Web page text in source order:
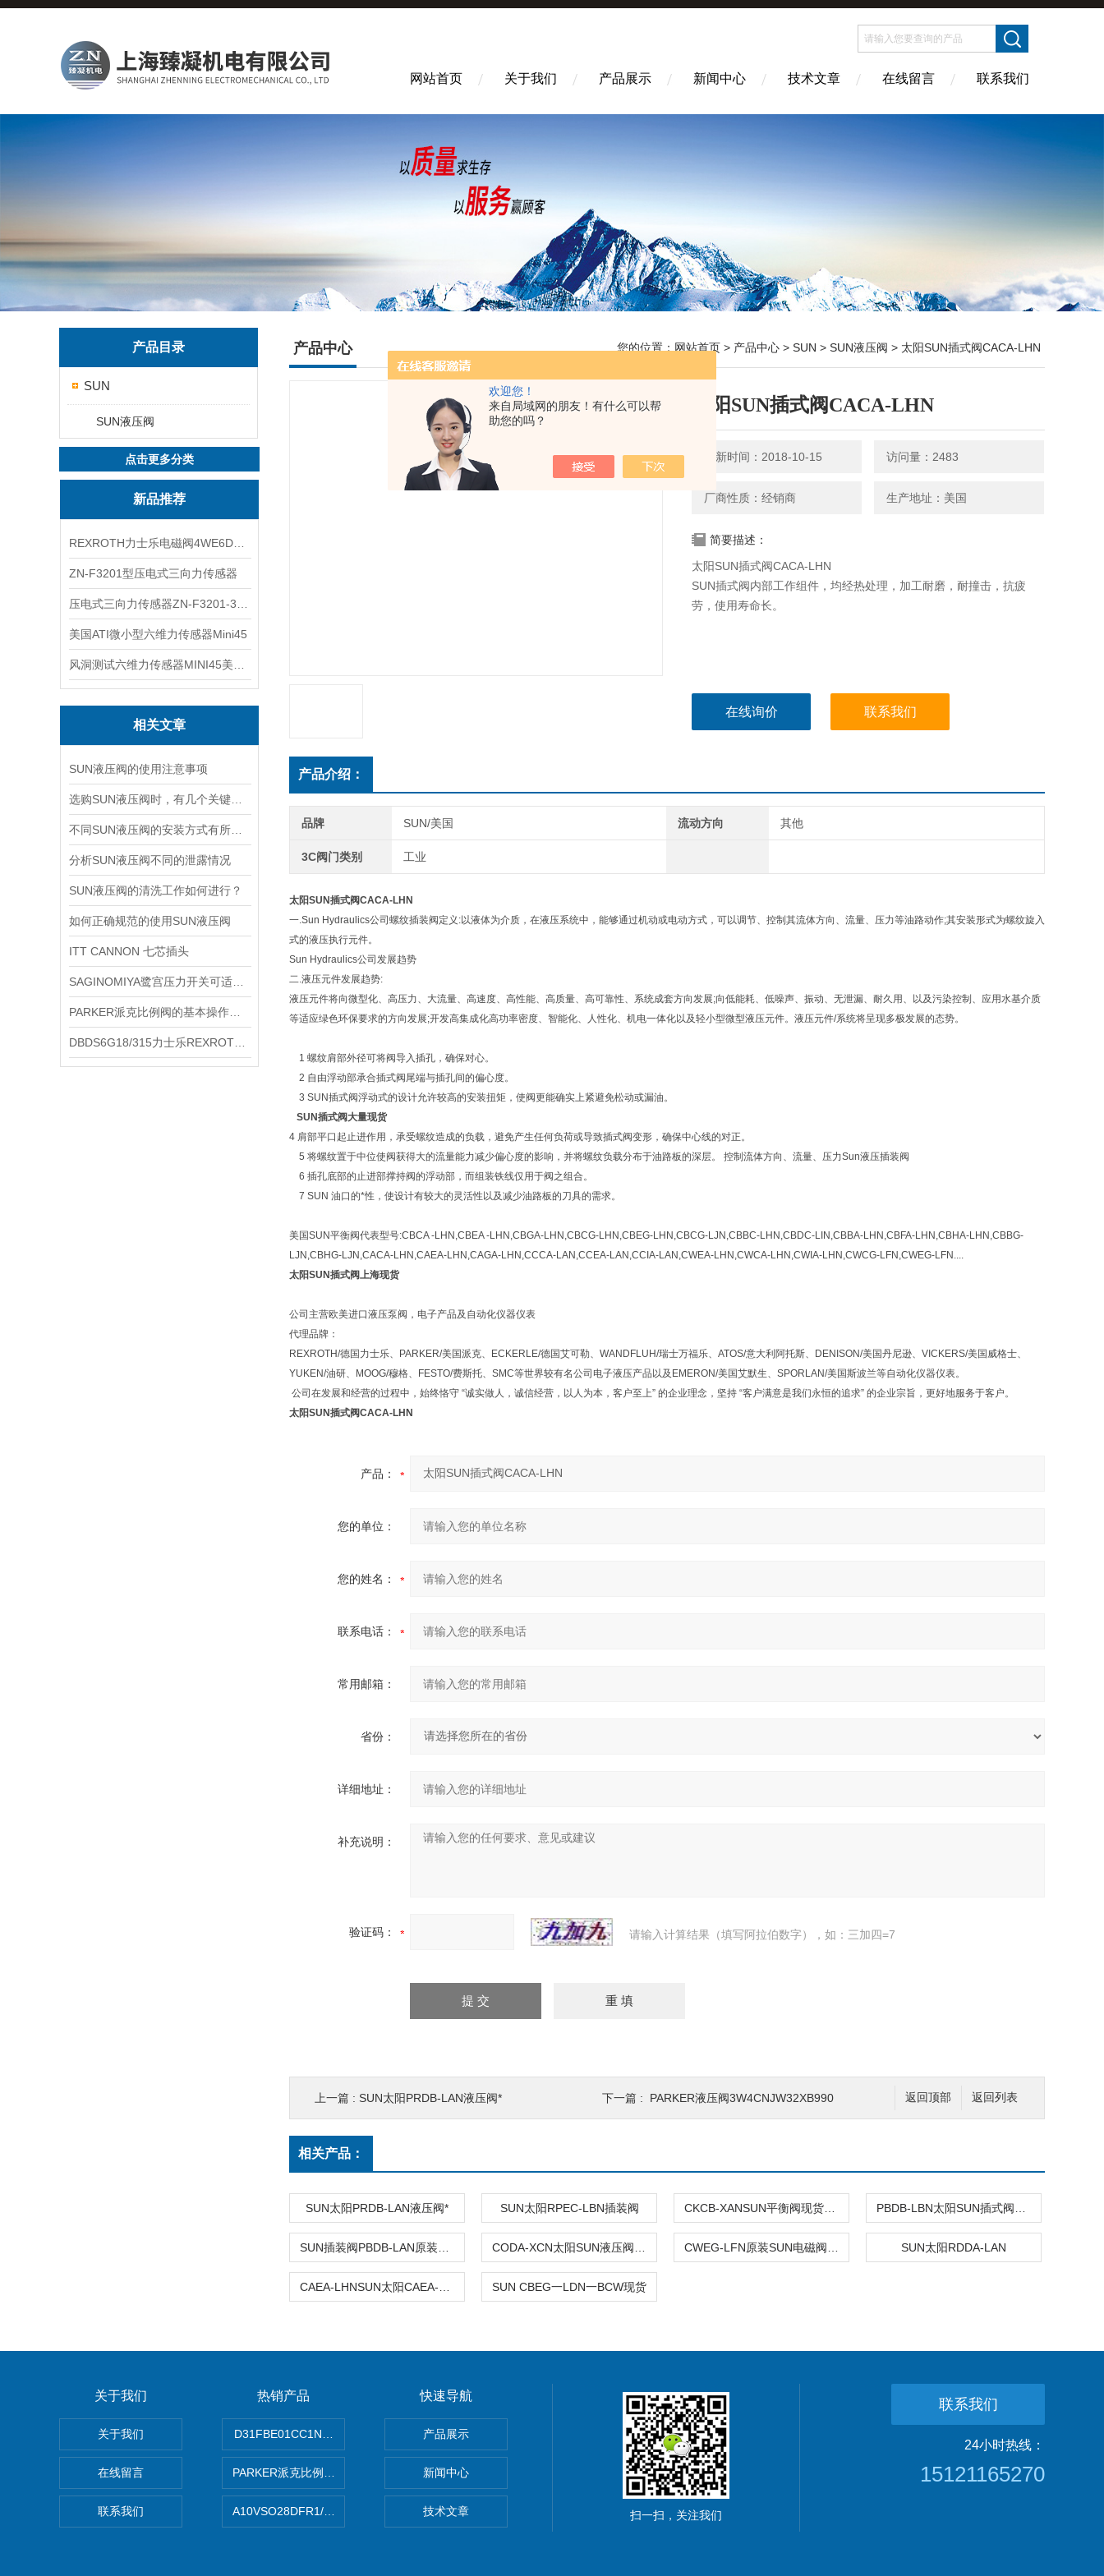
欢迎您！
来自局域网的朋友！有什么可以帮
助您的吗？
网站首页 关于我们 产品展示 新闻中心 技术文章 在线留言 联系我们
产品目录
SUN
SUN液压阀
点击更多分类
新品推荐
ZN-F3201型压电式三向力传感器
美国ATI微小型六维力传感器Mini45
相关文章
SUN液压阀的使用注意事项
分析SUN液压阀不同的泄露情况
SUN液压阀的清洗工作如何进行？
如何正确规范的使用SUN液压阀
ITT CANNON 七芯插头
产品中心 您的位置： 网站首页 > 产品中心 > SUN > SUN液压阀 > 太阳SUN插式阀CACA-LHN
太阳SUN插式阀CACA-LHN
更新时间：2018-10-15 访问量：2483
厂商性质：经销商 生产地址：美国
简要描述：
太阳SUN插式阀CACA-LHN
SUN插式阀内部工作组件，均经热处理，加工耐磨，耐撞击，抗疲
劳，使用寿命长。
在线询价 联系我们
产品介绍：
品牌 SUN/美国 流动方向 其他
3C阀门类别 工业
太阳SUN插式阀CACA-LHN
一.Sun Hydraulics公司螺纹插装阀定义:以液体为介质，在液压系统中，能够通过机动或电动方式，可以调节、控制其流体方向、流量、压力等油路动作;其安装形式为螺纹旋入
式的液压执行元件。
Sun Hydraulics公司发展趋势
二.液压元件发展趋势:
液压元件将向微型化、高压力、大流量、高速度、高性能、高质量、高可靠性、系统成套方向发展;向低能耗、低噪声、振动、无泄漏、耐久用、以及污染控制、应用水基介质
等适应绿色环保要求的方向发展;开发高集成化高功率密度、智能化、人性化、机电一体化以及轻小型微型液压元件。液压元件/系统将呈现多极发展的态势。
1 螺纹肩部外径可将阀导入插孔，确保对心。
2 自由浮动部承合插式阀尾端与插孔间的偏心度。
3 SUN插式阀浮动式的设计允许较高的安装扭矩，使阀更能确实上紧避免松动或漏油。
SUN插式阀大量现货
4 肩部平口起止进作用，承受螺纹造成的负载，避免产生任何负荷或导致插式阀变形，确保中心线的对正。
5 将螺纹置于中位使阀获得大的流量能力减少偏心度的影响，并将螺纹负载分布于油路板的深层。 控制流体方向、流量、压力Sun液压插装阀
6 插孔底部的止进部撑持阀的浮动部，而组装铁线仅用于阀之组合。
7 SUN 油口的*性，使设计有较大的灵活性以及减少油路板的刀具的需求。
美国SUN平衡阀代表型号:CBCA -LHN,CBEA -LHN,CBGA-LHN,CBCG-LHN,CBEG-LHN,CBCG-LJN,CBBC-LHN,CBDC-LIN,CBBA-LHN,CBFA-LHN,CBHA-LHN,CBBG-
LJN,CBHG-LJN,CACA-LHN,CAEA-LHN,CAGA-LHN,CCCA-LAN,CCEA-LAN,CCIA-LAN,CWEA-LHN,CWCA-LHN,CWIA-LHN,CWCG-LFN,CWEG-LFN....
太阳SUN插式阀上海现货
公司主营欧美进口液压泵阀，电子产品及自动化仪器仪表
代理品牌：
REXROTH/德国力士乐、PARKER/美国派克、ECKERLE/德国艾可勒、WANDFLUH/瑞士万福乐、ATOS/意大利阿托斯、DENISON/美国丹尼逊、VICKERS/美国威格士、
YUKEN/油研、MOOG/穆格、FESTO/费斯托、SMC等世界较有名公司电子液压产品以及EMERON/美国艾默生、SPORLAN/美国斯波兰等自动化仪器仪表。
公司在发展和经营的过程中，始终恪守 “诚实做人，诚信经营，以人为本，客户至上” 的企业理念，坚持 “客户满意是我们永恒的追求” 的企业宗旨，更好地服务于客户。
太阳SUN插式阀CACA-LHN
产品：
您的单位：
您的姓名：
联系电话：
常用邮箱：
省份：
详细地址：
补充说明：
验证码： 请输入计算结果（填写阿拉伯数字），如：三加四=7
返回列表
返回顶部
上一篇 : SUN太阳PRDB-LAN液压阀* 下一篇 : PARKER液压阀3W4CNJW32XB990
相关产品：
SUN太阳PRDB-LAN液压阀* SUN太阳RPEC-LBN插装阀
SUN太阳RDDA-LAN
SUN CBEG一LDN一BCW现货
关于我们
关于我们
在线留言
联系我们
热销产品
D31FBE01CC1NF00PARKER派克比例阀维修
PARKER派克比例阀 柱塞泵
A10VSO28DFR1/31RREXROTH力士乐柱塞泵维修
快速导航
产品展示
新闻中心
技术文章 扫一扫，关注我们
联系我们
24小时热线：
15121165270